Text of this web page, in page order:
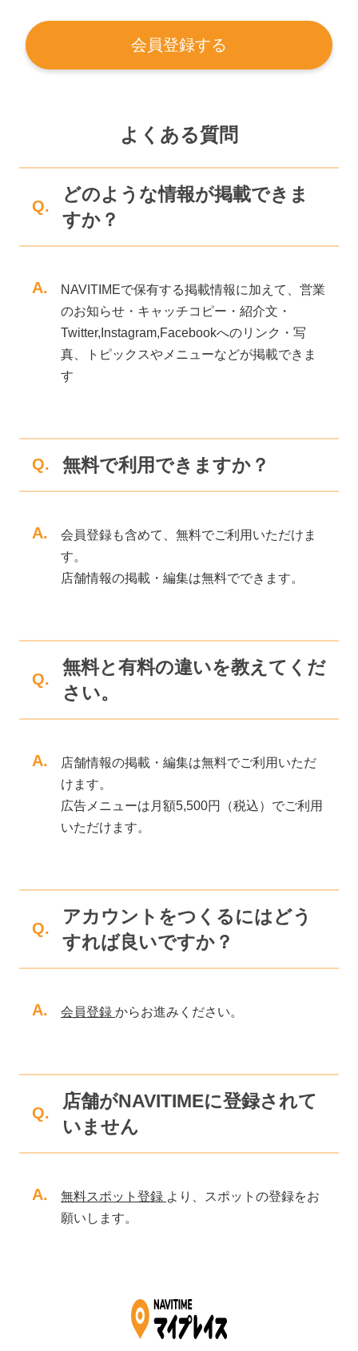
会員登録する
よくある質問
Q.
どのような情報が掲載できま
すか？
A.
NAVITIMEで保有する掲載情報に加えて、営業
のお知らせ・キャッチコピー・紹介文・
Twitter,Instagram,Facebookへのリンク・写
真、トピックスやメニューなどが掲載できま
す
Q. 無料で利用できますか？
A.
会員登録も含めて、無料でご利用いただけま
す。
店舗情報の掲載・編集は無料でできます。
Q.
無料と有料の違いを教えてくだ
さい。
A.
店舗情報の掲載・編集は無料でご利用いただ
けます。
広告メニューは月額5,500円（税込）でご利用
いただけます。
Q.
アカウントをつくるにはどう
すれば良いですか？
A. 会員登録 からお進みください。
Q.
店舗がNAVITIMEに登録されて
いません
A. 無料スポット登録 より、スポットの登録をお
願いします。